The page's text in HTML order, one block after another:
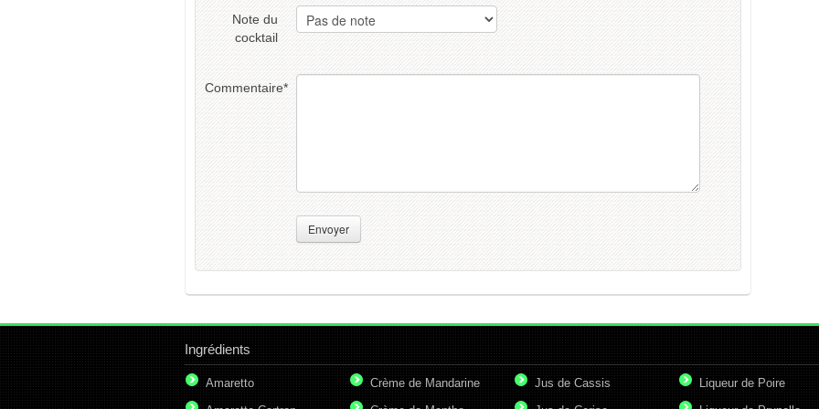
Note du
cocktail
Commentaire*
Envoyer
Ingrédients
Amaretto
Crème de Mandarine
Jus de Cassis
Liqueur de Poire